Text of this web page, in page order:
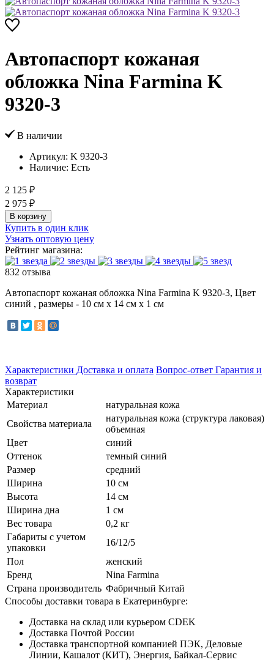
Автопаспорт кожаная
обложка Nina Farmina K
9320-3
В наличии
Артикул: K 9320-3
Наличие: Есть
2 125 ₽
2 975 ₽
В корзину
Купить в один клик
Узнать оптовую цену
Рейтинг магазина:
832 отзыва
Автопаспорт кожаная обложка Nina Farmina K 9320-3, Цвет
синий , размеры - 10 см x 14 см x 1 см
Характеристики Доставка и оплата Вопрос-ответ Гарантия и
возврат
Характеристики
Материал
натуральная кожа
Свойства материала
натуральная кожа (структура лаковая)
объемная
Цвет
синий
Оттенок
темный синий
Размер
средний
Ширина
10 см
Высота
14 см
Ширина дна
1 см
Вес товара
0,2 кг
Габариты с учетом
упаковки
16/12/5
Пол
женский
Бренд
Nina Farmina
Страна производитель Фабричный Китай
Способы доставки товара в Екатеринбурге:
Доставка на склад или курьером CDEK
Доставка Почтой России
Доставка транспортной компанией ПЭК, Деловые
Линии, Кашалот (КИТ), Энергия, Байкал-Сервис